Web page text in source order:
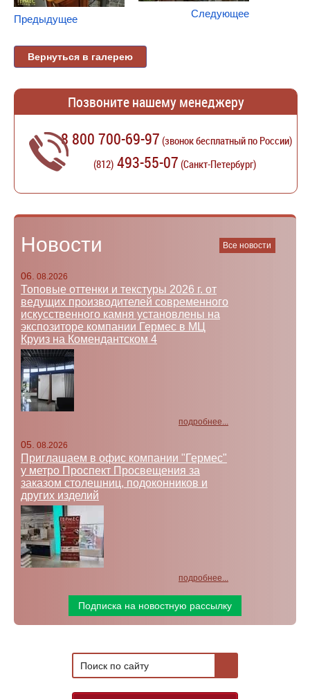
Предыдущее Следующее
Вернуться в галерею
Позвоните нашему менеджеру
8 800 700-69-97(звонок бесплатный по России)
(812) 493-55-07(Санкт-Петербург)
Новости Все новости
06. 08.2026
Топовые оттенки и текстуры 2026 г. от
ведущих производителей современного
искусственного камня установлены на
экспозиторе компании Гермес в МЦ
Круиз на Комендантском 4
подробнее...
05. 08.2026
Приглашаем в офис компании "Гермес"
у метро Проспект Просвещения за
заказом столешниц, подоконников и
других изделий
подробнее...
Подписка на новостную рассылку